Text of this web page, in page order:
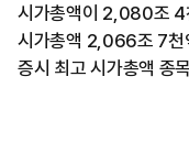
시가총액이 2,080조 4
시가총액 2,066조 7천
증시 최고 시가총액 종